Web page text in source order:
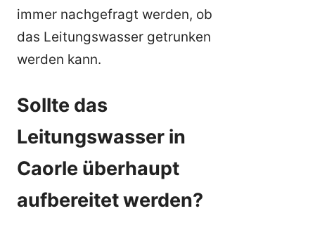
immer nachgefragt werden, ob
das Leitungswasser getrunken
werden kann.
Sollte das
Leitungswasser in
Caorle überhaupt
aufbereitet werden?